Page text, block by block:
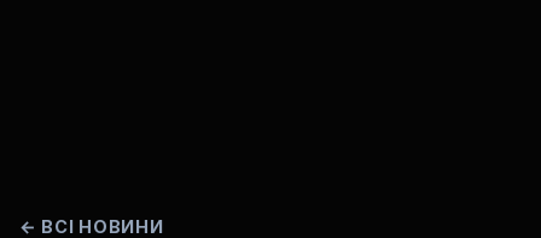
← ВСІ НОВИНИ